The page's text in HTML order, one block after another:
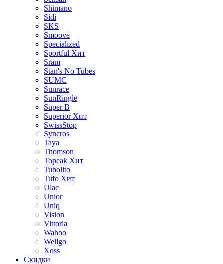
Shimano
Sidi
SKS
Smoove
Specialized
Sportful Хит
Sram
Stan's No Tubes
SUMC
Sunrace
SunRingle
Super B
Superior Хит
SwissStop
Syncros
Taya
Thomson
Topeak Хит
Tubolito
Tufo Хит
Ulac
Unior
Uniq
Vision
Vittoria
Wahoo
Wellgo
Xoss
Скидки